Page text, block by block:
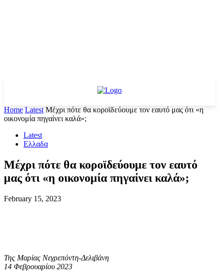
Home Latest Μέχρι πότε θα κοροϊδεύουμε τον εαυτό μας ότι «η
οικονομία πηγαίνει καλά»;
Latest
Ελλαδα
Μέχρι πότε θα κοροϊδεύουμε τον εαυτό
μας ότι «η οικονομία πηγαίνει καλά»;
February 15, 2023
Της Μαρίας Νεγρεπόντη-Δελιβάνη
14 Φεβρουαρίου 2023